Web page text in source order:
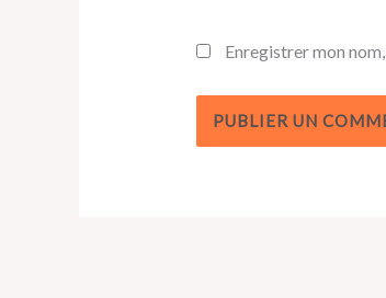
Enregistrer mon